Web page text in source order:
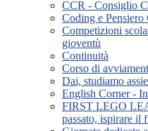
CCR - Consiglio
Coding e Pensiero
Competizioni
gioventù
Continuità
Corso di
Dai, studiamo
English Corner -
FIRST LEGO
passato, ispirare il